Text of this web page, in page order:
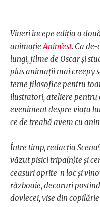
Vineri începe ediția a
animațieAnim'est. Ca
lungi, filme de Oscar și
plus animații mai creepy
teme filosofice pentru
ilustratori, ateliere pentru
eveniment despre viața
ce de treabă avem cu
Între timp, redacția
văzut pisici tripa(n)te și
ceasuri oprite-n loc și
războaie, decoruri
dovlecei, vise din